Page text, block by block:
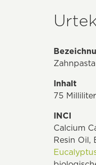
Inhalt
75
INCI
Calcium
Resin Oil,